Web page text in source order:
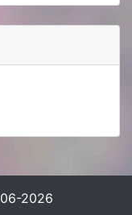
2026